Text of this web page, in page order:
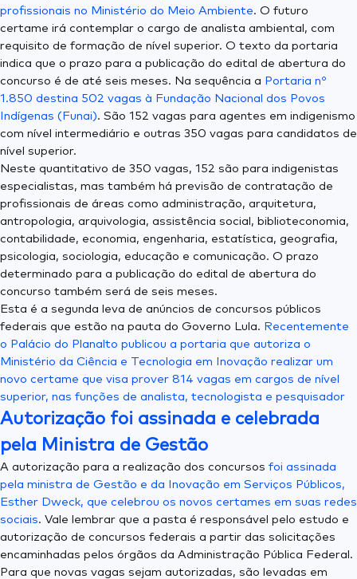
profissionais no Ministério do Meio Ambiente. O futuro
certame irá contemplar o cargo de analista ambiental, com
requisito de formação de nível superior. O texto da portaria
indica que o prazo para a publicação do edital de abertura do
concurso é de até seis meses. Na sequência a Portaria nº
1.850 destina 502 vagas à Fundação Nacional dos Povos
Indígenas (Funai). São 152 vagas para agentes em indigenismo
com nível intermediário e outras 350 vagas para candidatos de
nível superior.
Neste quantitativo de 350 vagas, 152 são para indigenistas
especialistas, mas também há previsão de contratação de
profissionais de áreas como administração, arquitetura,
antropologia, arquivologia, assistência social, biblioteconomia,
contabilidade, economia, engenharia, estatística, geografia,
psicologia, sociologia, educação e comunicação. O prazo
determinado para a publicação do edital de abertura do
concurso também será de seis meses.
Esta é a segunda leva de anúncios de concursos públicos
federais que estão na pauta do Governo Lula. Recentemente
o Palácio do Planalto publicou a portaria que autoriza o
Ministério da Ciência e Tecnologia em Inovação realizar um
novo certame que visa prover 814 vagas em cargos de nível
superior, nas funções de analista, tecnologista e pesquisador
Autorização foi assinada e celebrada
pela Ministra de Gestão
A autorização para a realização dos concursos foi assinada
pela ministra de Gestão e da Inovação em Serviços Públicos,
Esther Dweck, que celebrou os novos certames em suas redes
sociais. Vale lembrar que a pasta é responsável pelo estudo e
autorização de concursos federais a partir das solicitações
encaminhadas pelos órgãos da Administração Pública Federal.
Para que novas vagas sejam autorizadas, são levadas em